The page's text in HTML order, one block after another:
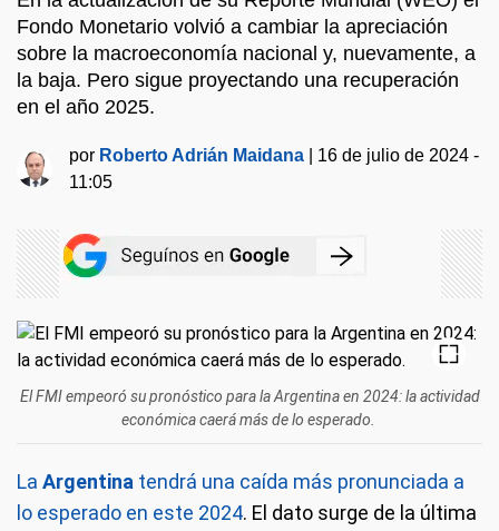
Fondo Monetario volvió a cambiar la apreciación
sobre la macroeconomía nacional y, nuevamente, a
la baja. Pero sigue proyectando una recuperación
en el año 2025.
por Roberto Adrián Maidana
16 de julio de 2024 -
11:05
El FMI empeoró su pronóstico para la Argentina en 2024: la actividad
económica caerá más de lo esperado.
La Argentina tendrá una caída más pronunciada a
lo esperado en este 2024. El dato surge de la última